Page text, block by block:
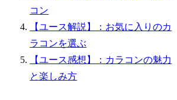
コン
【ユース解説】：お気に入りのカ
ラコンを選ぶ
【ユース感想】：カラコンの魅力
と楽しみ方